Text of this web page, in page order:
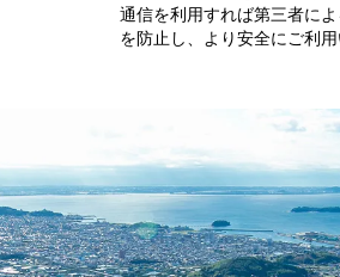
通信を利用すれば第三者に
を防止し、より安全にご利